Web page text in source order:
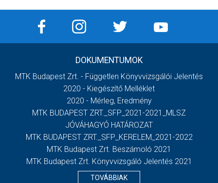
DOKUMENTUMOK
MTK Budapest Zrt. - Független Könyvvizsgálói Jelentés
2020 - Kiegészítő Melléklet
2020 - Mérleg, Eredmény
MTK BUDAPEST ZRT._SFP_2021-2021_MLSZ
JÓVÁHAGYÓ HATÁROZAT
MTK BUDAPEST ZRT._SFP_KERELEM_2021-2022
MTK Budapest Zrt. Beszámoló 2021
MTK Budapest Zrt. Könyvvizsgáló Jelentés 2021
TOVÁBBIAK